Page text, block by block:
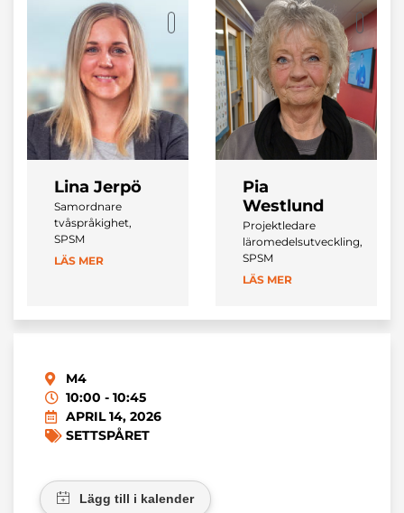
M4
10:00 - 10:45
APRIL 14, 2026
SETTSPÅRET
Lina Jerpö
Samordnare
tvåspråkighet,
SPSM
LÄS MER
Pia
Westlund
Projektledare
läromedelsutveckling,
SPSM
LÄS MER